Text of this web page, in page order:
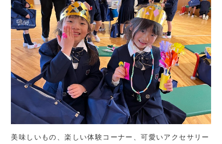
美味しいもの、楽しい体験コーナー、可愛いアクセサリー